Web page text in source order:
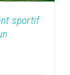
sportif